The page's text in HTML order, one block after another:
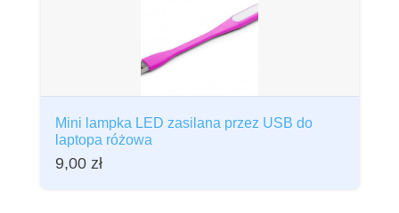
Mini lampka LED zasilana przez USB do
laptopa różowa
9,00 zł